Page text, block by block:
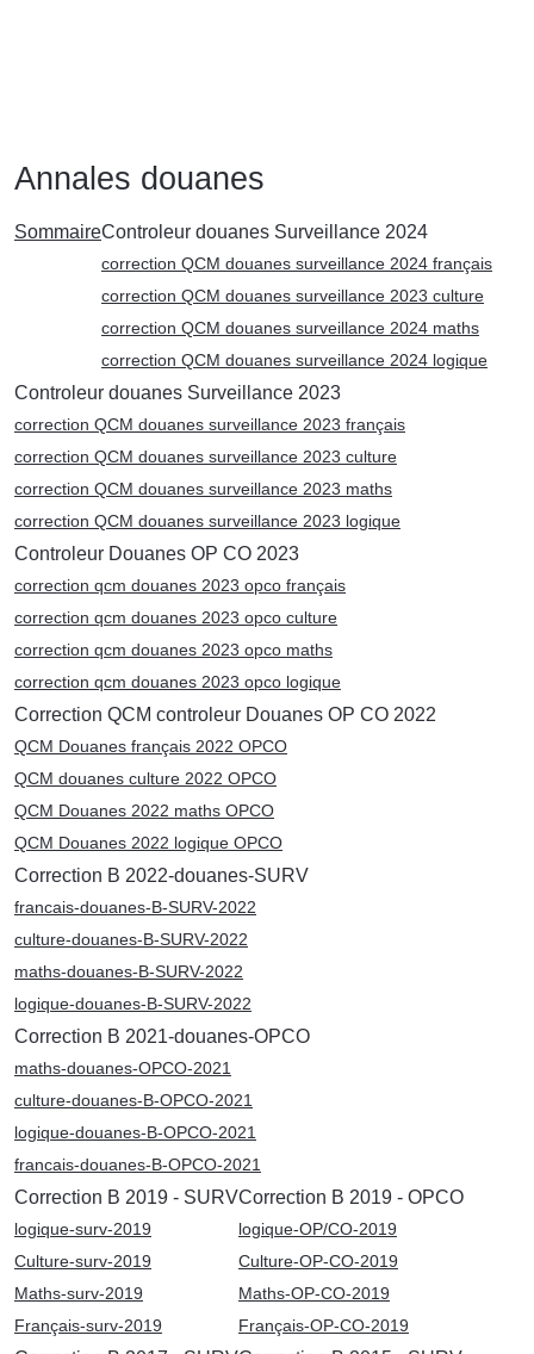
Annales douanes
SommaireControleur douanes Surveillance 2024
correction QCM douanes surveillance 2024 français
correction QCM douanes surveillance 2023 culture
correction QCM douanes surveillance 2024 maths
correction QCM douanes surveillance 2024 logique
Controleur douanes Surveillance 2023
correction QCM douanes surveillance 2023 français
correction QCM douanes surveillance 2023 culture
correction QCM douanes surveillance 2023 maths
correction QCM douanes surveillance 2023 logique
Controleur Douanes OP CO 2023
correction qcm douanes 2023 opco français
correction qcm douanes 2023 opco culture
correction qcm douanes 2023 opco maths
correction qcm douanes 2023 opco logique
Correction QCM controleur Douanes OP CO 2022
QCM Douanes français 2022 OPCO
QCM douanes culture 2022 OPCO
QCM Douanes 2022 maths OPCO
QCM Douanes 2022 logique OPCO
Correction B 2022-douanes-SURV
francais-douanes-B-SURV-2022
culture-douanes-B-SURV-2022
maths-douanes-B-SURV-2022
logique-douanes-B-SURV-2022
Correction B 2021-douanes-OPCO
maths-douanes-OPCO-2021
culture-douanes-B-OPCO-2021
logique-douanes-B-OPCO-2021
francais-douanes-B-OPCO-2021
Correction B 2019 - SURV
logique-surv-2019
Culture-surv-2019
Maths-surv-2019
Français-surv-2019
Correction B 2019 - OPCO
logique-OP/CO-2019
Culture-OP-CO-2019
Maths-OP-CO-2019
Français-OP-CO-2019